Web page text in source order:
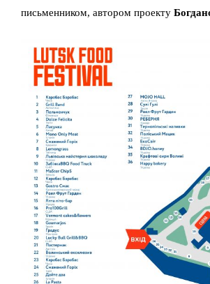
письменником, автором проекту